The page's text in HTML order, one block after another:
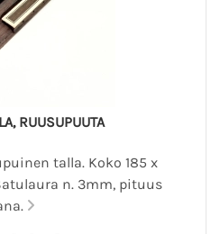
RUUSUPUUTA
talla. Koko 185 x
n. 3mm, pituus